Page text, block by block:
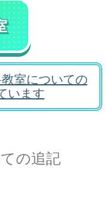
室についての
います
の追記